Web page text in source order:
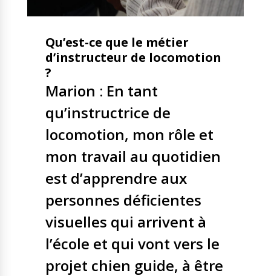
Qu’est-ce que le métier
d’instructeur de locomotion
?
Marion : En tant
qu’instructrice de
locomotion, mon rôle et
mon travail au quotidien
est d’apprendre aux
personnes déficientes
visuelles qui arrivent à
l’école et qui vont vers le
projet chien guide, à être